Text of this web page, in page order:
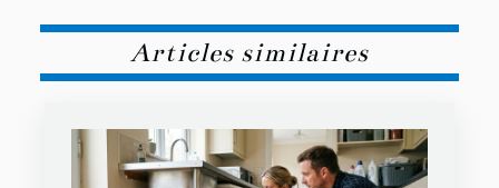
Articles similaires